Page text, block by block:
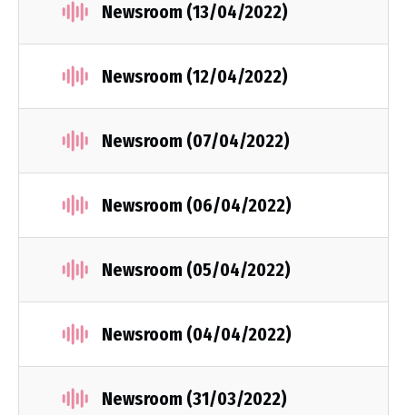
Newsroom (13/04/2022)
Newsroom (12/04/2022)
Newsroom (07/04/2022)
Newsroom (06/04/2022)
Newsroom (05/04/2022)
Newsroom (04/04/2022)
Newsroom (31/03/2022)